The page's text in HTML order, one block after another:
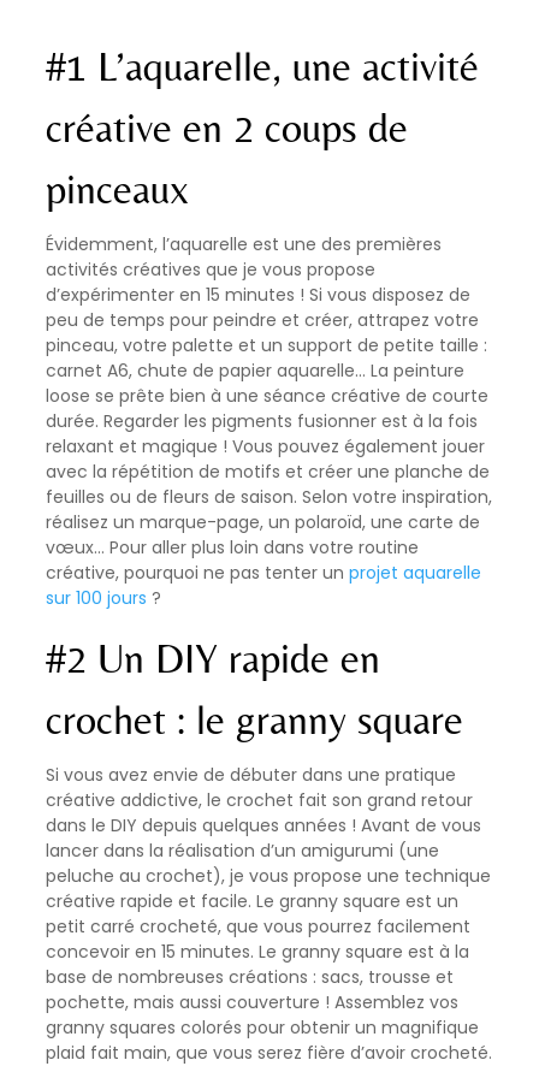
#1 L’aquarelle, une activité
créative en 2 coups de
pinceaux
Évidemment, l’aquarelle est une des premières
activités créatives que je vous propose
d’expérimenter en 15 minutes ! Si vous disposez de
peu de temps pour peindre et créer, attrapez votre
pinceau, votre palette et un support de petite taille :
carnet A6, chute de papier aquarelle… La peinture
loose se prête bien à une séance créative de courte
durée. Regarder les pigments fusionner est à la fois
relaxant et magique ! Vous pouvez également jouer
avec la répétition de motifs et créer une planche de
feuilles ou de fleurs de saison. Selon votre inspiration,
réalisez un marque-page, un polaroïd, une carte de
vœux… Pour aller plus loin dans votre routine
créative, pourquoi ne pas tenter un projet aquarelle
sur 100 jours ?
#2 Un DIY rapide en
crochet : le granny square
Si vous avez envie de débuter dans une pratique
créative addictive, le crochet fait son grand retour
dans le DIY depuis quelques années ! Avant de vous
lancer dans la réalisation d’un amigurumi (une
peluche au crochet), je vous propose une technique
créative rapide et facile. Le granny square est un
petit carré crocheté, que vous pourrez facilement
concevoir en 15 minutes. Le granny square est à la
base de nombreuses créations : sacs, trousse et
pochette, mais aussi couverture ! Assemblez vos
granny squares colorés pour obtenir un magnifique
plaid fait main, que vous serez fière d’avoir crocheté.